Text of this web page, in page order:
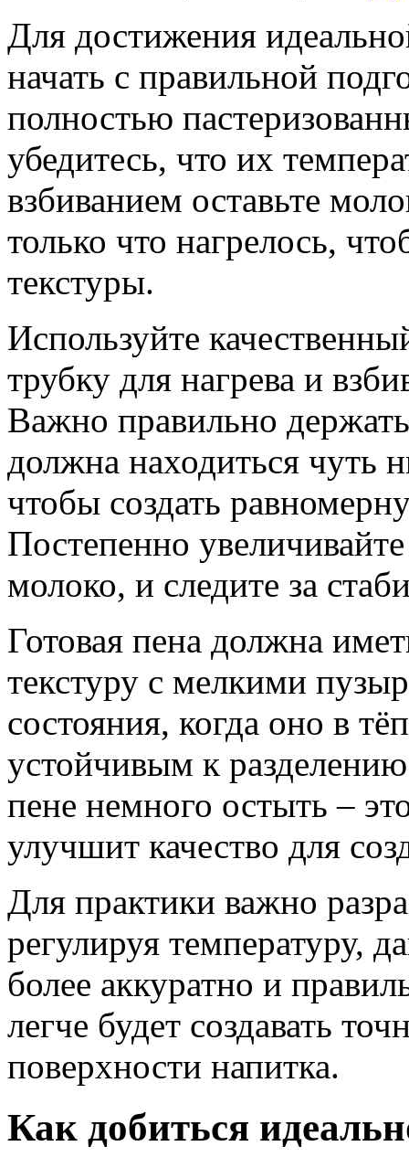
Для достижения
начать с правильной
полностью
убедитесь, что их
взбиванием оставьте
только что нагрелось,
текстуры.
Используйте
трубку для нагрева и
Важно правильно
должна находиться чуть
чтобы создать
Постепенно
молоко, и следите за
Готовая пена должна
текстуру с мелкими
состояния, когда оно в
устойчивым к
пене немного остыть –
улучшит качество для
Для практики важно
регулируя температуру,
более аккуратно и
легче будет создавать
поверхности напитка.
Как добиться